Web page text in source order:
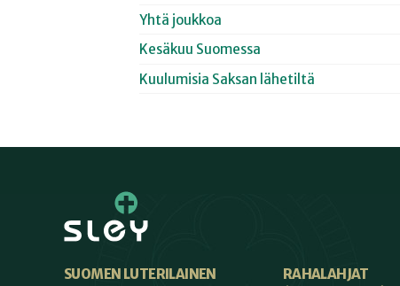
Yhtä joukkoa
Kesäkuu Suomessa
Kuulumisia Saksan lähetiltä
SUOMEN LUTERILAINEN
RAHALAHJAT